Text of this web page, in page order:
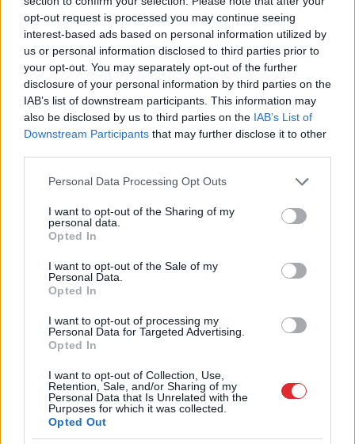
opt-out request is processed you may continue seeing
interest-based ads based on personal information utilized by
us or personal information disclosed to third parties prior to
your opt-out. You may separately opt-out of the further
disclosure of your personal information by third parties on the
IAB’s list of downstream participants. This information may
also be disclosed by us to third parties on the IAB’s List of
Downstream Participants that may further disclose it to other
Please note that this website/app uses one or more Google
not limited to your visit or usage behaviour. You may click to
grant or deny consent to Google and its third-party tags to
use your data for below specified purposes in below Google
consent section.
Personal Data Processing Opt Outs
I want to opt-out of the Sharing of my
personal data.
Opted In
I want to opt-out of the Sale of my
Personal Data.
Opted In
I want to opt-out of processing my
Personal Data for Targeted Advertising.
Opted In
I want to opt-out of Collection, Use,
Retention, Sale, and/or Sharing of my
Personal Data that Is Unrelated with the
Purposes for which it was collected.
Opted Out
“Mums tolaik bija ārzemju sakaru daļa,” viņš
nosaka. Par citiem partneriem aizdomu neesot.
“Mani pārsteidz LTRK nekaunība un “izlikšanās
par beigtu”. Nav attaisnojama piesegšanās ar
Ekonomikas ministrijā izlobēja un pats organizēja
šos “darījuma” braucienus par miljoniem, ir mūsu
un valdības labs sadarbības partneris – LTRK.
Ministru kabineta noteikumu anotācijā priekšā bija
uzrakstīta naudas nozagšanas shēma. Tā vietā, lai
samazināt nozogamās naudas īpatsvaru,” noskalda
Ozols.
Varbūt savstarpējo saikni starp LTRK un “Motio”
noskaidros izmeklēšanā, bet uzņēmēju biedrībai šī